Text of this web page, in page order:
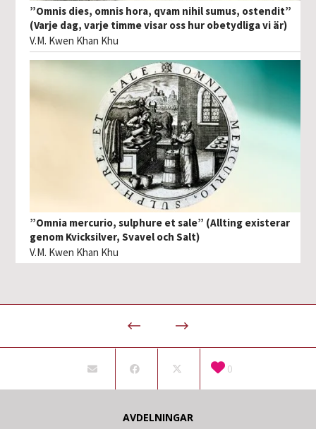
”Omnis dies, omnis hora, qvam nihil sumus, ostendit”
(Varje dag, varje timme visar oss hur obetydliga vi är)
V.M. Kwen Khan Khu
”Omnia mercurio, sulphure et sale” (Allting existerar
genom Kvicksilver, Svavel och Salt)
V.M. Kwen Khan Khu
0
AVDELNINGAR